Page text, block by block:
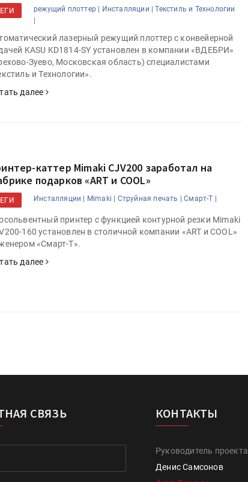
режущий плоттер | Инсталляции |
Текстиль и Технологии
лазерный режущий плоттер с конвейерной
KASU KD1814-SY установлен в компании «ВДЕБРИ»
Зуево, Московская область) специалистами
и Технологии».
далее
каттер Mimaki CJV200 заработал на
подарков «ART и COOL»
Инсталляции | Mimaki | Струйная печать | Смарт-Т |
принтер с функцией контурной резки Mimaki
160 установлен в столичной компании «ART и COOL»
«Смарт-Т».
далее
УФ-принтер Mimaki UJV200
СВЯЗЬ КОНТАКТЫ
Руководитель проекта
Денис Самсонов